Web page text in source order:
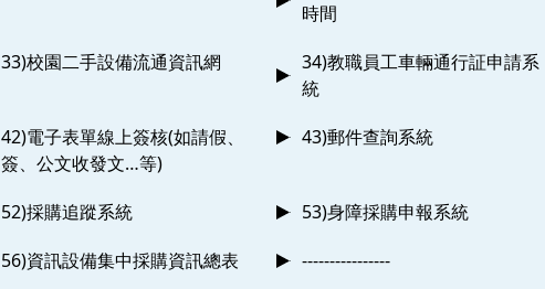
時間
33)校園二手設備流通資訊網
34)教職員工車輛通行証申請系
統
42)電子表單線上簽核(如請假、
簽、公文收發文…等)
43)郵件查詢系統
52)採購追蹤系統 53)身障採購申報系統
56)資訊設備集中採購資訊總表 ----------------